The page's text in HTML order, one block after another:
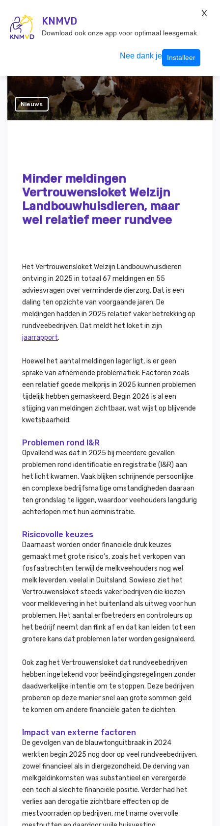
Inloggen
Nieuws
Minder meldingen
Vertrouwensloket Welzijn
Landbouwhuisdieren, maar
wel relatief meer rundvee
Het Vertrouwensloket Welzijn Landbouwhuisdieren
ontving in 2025 in totaal 67 meldingen en 55
adviesvragen over verminderde dierzorg. Dat is een
daling ten opzichte van voorgaande jaren. De
meldingen hadden in 2025 relatief vaker betrekking op
rundveebedrijven. Dat meldt het loket in zijn
jaarrapport.
Hoewel het aantal meldingen lager ligt, is er geen
sprake van afnemende problematiek. Factoren zoals
een relatief goede melkprijs in 2025 kunnen problemen
tijdelijk hebben gemaskeerd. Begin 2026 is al een
stijging van meldingen zichtbaar, wat wijst op blijvende
kwetsbaarheid.
Problemen rond I&R
Opvallend was dat in 2025 bij meerdere gevallen
problemen rond identificatie en registratie (I&R) aan
het licht kwamen. Vaak blijken schrijnende persoonlijke
en complexe bedrijfsmatige omstandigheden daaraan
ten grondslag te liggen, waardoor veehouders langdurig
achterlopen met hun administratie.
Risicovolle keuzes
Daarnaast worden onder financiële druk keuzes
gemaakt met grote risico’s, zoals het verkopen van
fosfaatrechten terwijl de melkveehouders nog wel
melk leverden, veelal in Duitsland. Sowieso ziet het
Vertrouwensloket steeds vaker bedrijven die kiezen
voor melklevering in het buitenland als uitweg voor hun
problemen. Het aantal erfbetreders en controleurs op
het bedrijf neemt dan flink af en dat kan leiden tot een
grotere kans dat problemen later worden gesignaleerd.
Ook zag het Vertrouwensloket dat rundveebedrijven
hebben ingetekend voor beëindigingsregelingen zonder
daadwerkelijke intentie om te stoppen. Deze bedrijven
proberen op deze manier snel aan grote sommen geld
te komen om andere financiële gaten te dichten.
Impact van externe factoren
De gevolgen van de blauwtonguitbraak in 2024
werkten begin 2025 nog door op veel rundveebedrijven,
zowel financieel als in diergezondheid. De derving van
melkgeldinkomsten was substantieel en verergerde
een toch al slechte financiële positie. Verder had het
verlies aan derogatie zichtbare effecten op de
mestvoorraden op bedrijven, met name overvolle
KNMVD
Download ook onze app voor optimaal leesgemak.
Nee dank je Installeer
X